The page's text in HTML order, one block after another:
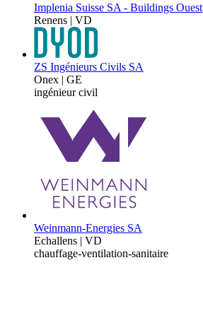
Implenia Suisse SA - Buildings Ouest
Renens | VD
ZS Ingénieurs Civils SA
Onex | GE
ingénieur civil
Weinmann-Energies SA
Echallens | VD
chauffage-ventilation-sanitaire